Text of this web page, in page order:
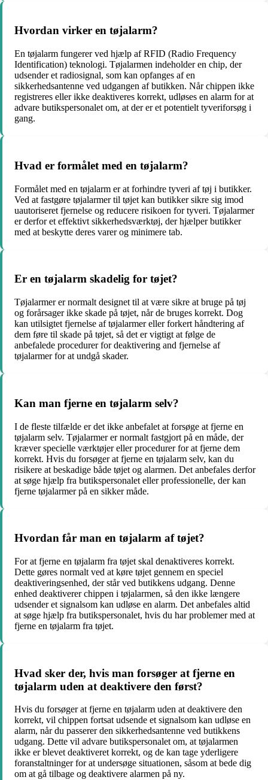
Hvordan virker en tøjalarm?
En tøjalarm fungerer ved hjælp af RFID (Radio Frequency
Identification) teknologi. Tøjalarmen indeholder en chip, der
udsender et radiosignal, som kan opfanges af en
sikkerhedsantenne ved udgangen af butikken. Når chippen ikke
registreres eller ikke deaktiveres korrekt, udløses en alarm for at
advare butikspersonalet om, at der er et potentielt tyveriforsøg i
gang.
Hvad er formålet med en tøjalarm?
Formålet med en tøjalarm er at forhindre tyveri af tøj i butikker.
Ved at fastgøre tøjalarmer til tøjet kan butikker sikre sig imod
uautoriseret fjernelse og reducere risikoen for tyveri. Tøjalarmer
er derfor et effektivt sikkerhedsværktøj, der hjælper butikker
med at beskytte deres varer og minimere tab.
Er en tøjalarm skadelig for tøjet?
Tøjalarmer er normalt designet til at være sikre at bruge på tøj
og forårsager ikke skade på tøjet, når de bruges korrekt. Dog
kan utilsigtet fjernelse af tøjalarmer eller forkert håndtering af
dem føre til skade på tøjet, så det er vigtigt at følge de
anbefalede procedurer for deaktivering and fjernelse af
tøjalarmer for at undgå skader.
Kan man fjerne en tøjalarm selv?
I de fleste tilfælde er det ikke anbefalet at forsøge at fjerne en
tøjalarm selv. Tøjalarmer er normalt fastgjort på en måde, der
kræver specielle værktøjer eller procedurer for at fjerne dem
korrekt. Hvis du forsøger at fjerne en tøjalarm selv, kan du
risikere at beskadige både tøjet og alarmen. Det anbefales derfor
at søge hjælp fra butikspersonalet eller professionelle, der kan
fjerne tøjalarmer på en sikker måde.
Hvordan får man en tøjalarm af tøjet?
For at fjerne en tøjalarm fra tøjet skal denaktiveres korrekt.
Dette gøres normalt ved at køre tøjet gennem en speciel
deaktiveringsenhed, der står ved butikkens udgang. Denne
enhed deaktiverer chippen i tøjalarmen, så den ikke længere
udsender et signalsom kan udløse en alarm. Det anbefales altid
at søge hjælp fra butikspersonalet, hvis du har problemer med at
fjerne en tøjalarm fra tøjet.
Hvad sker der, hvis man forsøger at fjerne en
tøjalarm uden at deaktivere den først?
Hvis du forsøger at fjerne en tøjalarm uden at deaktivere den
korrekt, vil chippen fortsat udsende et signalsom kan udløse en
alarm, når du passerer den sikkerhedsantenne ved butikkens
udgang. Dette vil advare butikspersonalet om, at tøjalarmen
ikke er blevet deaktiveret korrekt, og de kan tage yderligere
foranstaltninger for at undersøge situationen, såsom at bede dig
om at gå tilbage og deaktivere alarmen på ny.